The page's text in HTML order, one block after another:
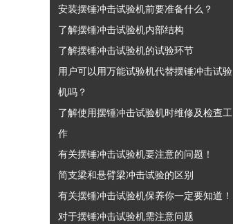
安装摆锤冲击试验机前要准备什么？
了解摆锤冲击试验机内部结构
了解摆锤冲击试验机的试验环节
用户可以用万能试验机代替摆锤冲击试验
机吗？
了解使用摆锤冲击试验机时维修及检查工
作
有关摆锤冲击试验机要注意的问题！
简支梁和悬臂梁冲击试验的区别
有关摆锤冲击试验机保养你一定要知道！
对于摆锤冲击试验机需注意问题